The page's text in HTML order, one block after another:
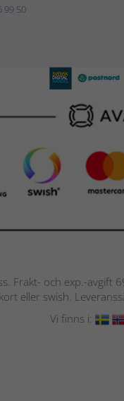
99 50
Frakt- och exp.-
eller swish.
Vi finns i: